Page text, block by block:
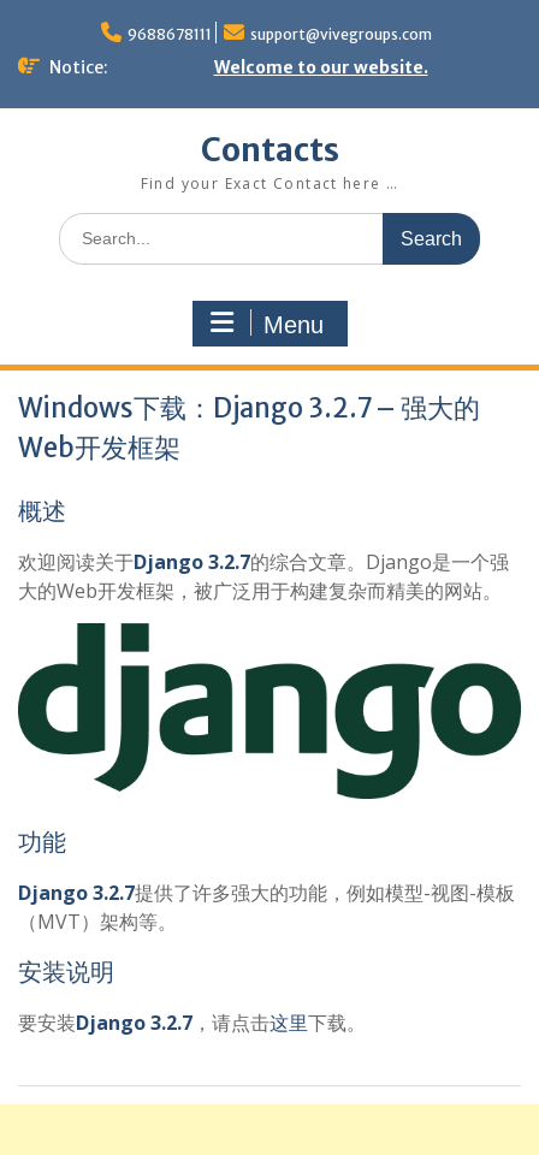
content
9688678111 support@vivegroups.com
Notice: Welcome to our website.
Contacts
Find your Exact Contact here …
Search
for:
Menu
Windows下载：Django 3.2.7 – 强大的
Web开发框架
概述
欢迎阅读关于Django 3.2.7的综合文章。Django是一个强
大的Web开发框架，被广泛用于构建复杂而精美的网站。
功能
Django 3.2.7提供了许多强大的功能，例如模型-视图-模板
（MVT）架构等。
安装说明
要安装Django 3.2.7 ，请点击这里下载。